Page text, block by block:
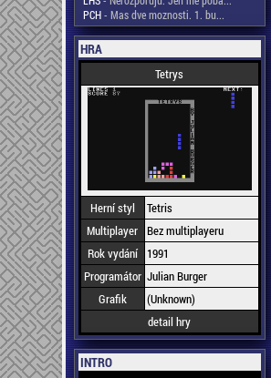
PCH- Mas dve moznosti. 1. bu...
HRA
Tetrys
Herní styl
Tetris
Multiplayer Bez multiplayeru
Rok vydání
1991
Programátor Julian Burger
Grafik
(Unknown)
detail hry
INTRO